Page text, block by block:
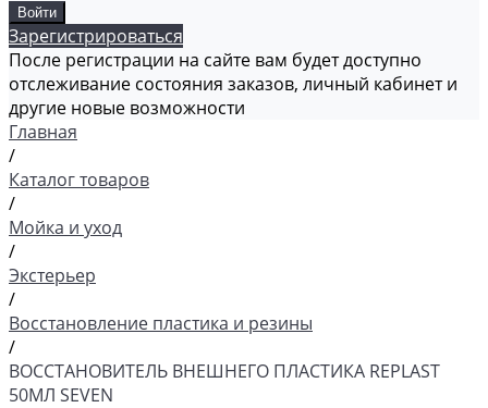
Зарегистрироваться
После регистрации на сайте вам будет доступно
отслеживание состояния заказов, личный кабинет и
другие новые возможности
Главная
/
Каталог товаров
/
Мойка и уход
/
Экстерьер
/
Восстановление пластика и резины
/
ВОССТАНОВИТЕЛЬ ВНЕШНЕГО ПЛАСТИКА REPLAST
50МЛ SEVEN